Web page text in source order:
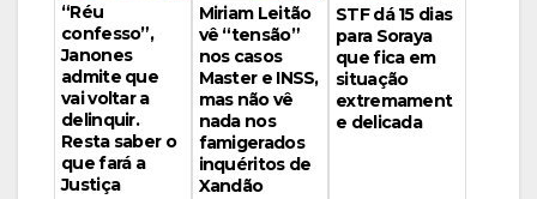
“Réu
confesso”,
Janones
admite que
vai voltar a
delinquir.
Resta saber o
que fará a
Justiça
Miriam Leitão
vê “tensão”
nos casos
Master e INSS,
mas não vê
nada nos
famigerados
inquéritos de
Xandão
STF dá 15 dias
para Soraya
que fica em
situação
extremament
e delicada